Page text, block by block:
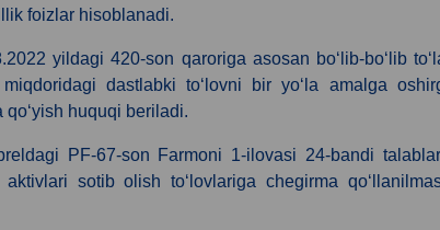
foizlar hisoblanadi.
yildagi 420-son qaroriga asosan boʻlib-boʻlib
dastlabki toʻlovni bir yoʻla amalga
huquqi beriladi.
PF-67-son Farmoni 1-ilovasi 24-bandi
sotib olish to‘lovlariga chegirma